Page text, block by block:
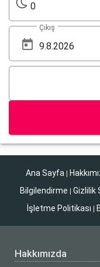
0
Çıkış
Ana Sayfa |
Bilgilendirme | Gizlilik
İşletme Politikası |
Hakkımızda